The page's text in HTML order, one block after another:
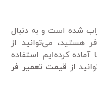
شده است و به دنبال
هستید، می‌توانید از
کرده‌ایم استفاده
از قیمت تعمیر فر